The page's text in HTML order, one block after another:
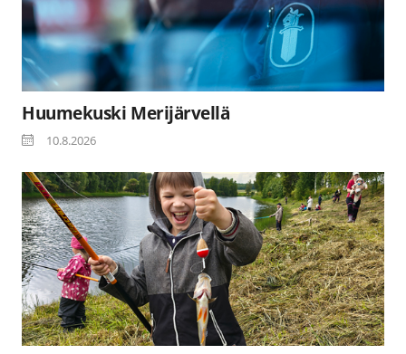
Huumekuski Merijärvellä
10.8.2026